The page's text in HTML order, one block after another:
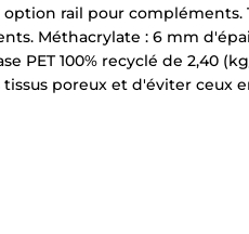
rail pour compléments.
Méthacrylate : 6 mm
100% recyclé de 2,40
poreux et d'éviter ceux